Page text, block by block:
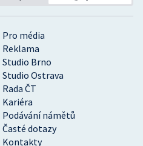
Pro média
Reklama
Studio Brno
Studio Ostrava
Rada ČT
Kariéra
Podávání námětů
Časté dotazy
Kontakty